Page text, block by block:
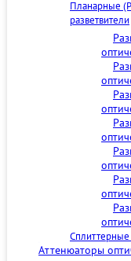
Планарные
разветвители
Аттенюаторы